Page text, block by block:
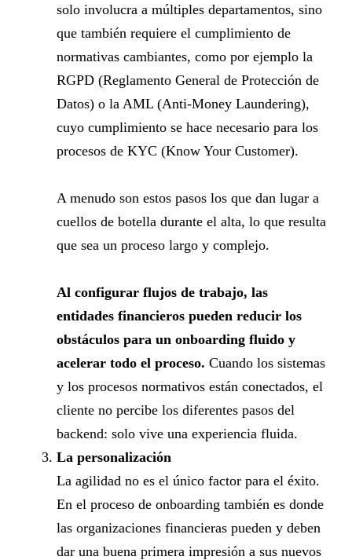
solo involucra a múltiples departamentos, sino
que también requiere el cumplimiento de
normativas cambiantes, como por ejemplo la
RGPD (Reglamento General de Protección de
Datos) o la AML (Anti-Money Laundering),
cuyo cumplimiento se hace necesario para los
procesos de KYC (Know Your Customer).
A menudo son estos pasos los que dan lugar a
cuellos de botella durante el alta, lo que resulta
que sea un proceso largo y complejo.
Al configurar flujos de trabajo, las
entidades financieros pueden reducir los
obstáculos para un onboarding fluido y
acelerar todo el proceso. Cuando los sistemas
y los procesos normativos están conectados, el
cliente no percibe los diferentes pasos del
backend: solo vive una experiencia fluida.
La personalización
La agilidad no es el único factor para el éxito.
En el proceso de onboarding también es donde
las organizaciones financieras pueden y deben
dar una buena primera impresión a sus nuevos